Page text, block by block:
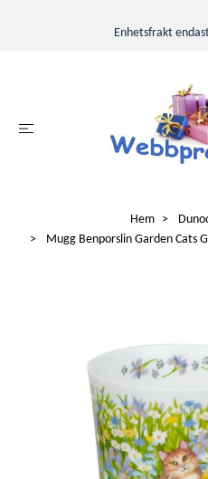
Enhetsfrakt
Hem
Mugg Benporslin Garden Cats